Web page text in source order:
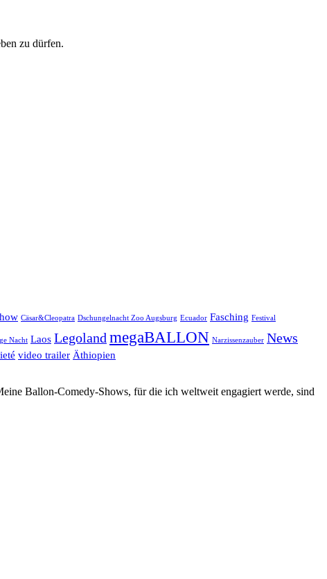
zu dürfen.
Cäsar&Cleopatra Dschungelnacht Zoo Augsburg Ecuador Fasching Festival
Nacht Laos Legoland megaBALLON Narzissenzauber News
video trailer Äthiopien
Ballon-Comedy-Shows, für die ich weltweit engagiert werde, sind